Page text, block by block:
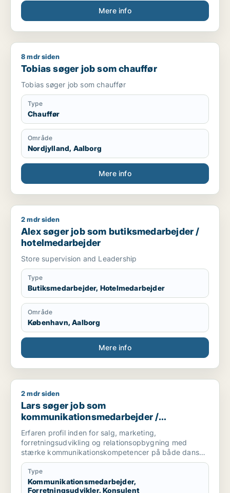
Mere info
Tobias søger job som chauffør
8 mdr siden
Tobias søger job som chauffør
Tobias søger job som chauffør
Type
Chauffør
Område
Nordjylland, Aalborg
Mere info
Alex søger job som butiksmedarbejder / hotelmedarbejder
2 mdr siden
Alex søger job som butiksmedarbejder /
hotelmedarbejder
Store supervision and Leadership
Type
Butiksmedarbejder, Hotelmedarbejder
Område
København, Aalborg
Mere info
Lars søger job som kommunikationsmedarbejder /
2 mdr siden
Lars søger job som
kommunikationsmedarbejder /
forretningsudvikler / konsulent
Erfaren profil inden for salg, marketing,
forretningsudvikling og relationsopbygning med
stærke kommunikationskompetencer på både dansk
og engelsk – skriftligt såvel som mundtligt. Trives i
roller med kundekontakt, samarbejde og
koordinering, hvor erfaring, overblik og menneskelig
indsigt kan skabe værdi.
Type
Kommunikationsmedarbejder,
Forretningsudvikler, Konsulent